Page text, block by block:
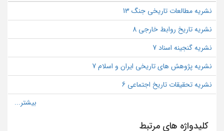
نشریه مطالعات تاریخی جنگ 13
نشریه تاریخ روابط خارجی 8
نشریه گنجینه اسناد 7
نشریه پژوهش های تاریخی ایران و اسلام 7
نشریه تحقیقات تاریخ اجتماعی 6
کلیدواژه های مرتبط